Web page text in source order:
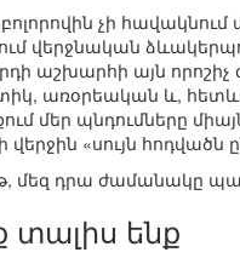
չի
վերջնական
աշխարհի այն որոշիչ
առօրեական և,
մեր պնդումները
«սույն
մեզ դրա ժամանակը
տալիս ենք